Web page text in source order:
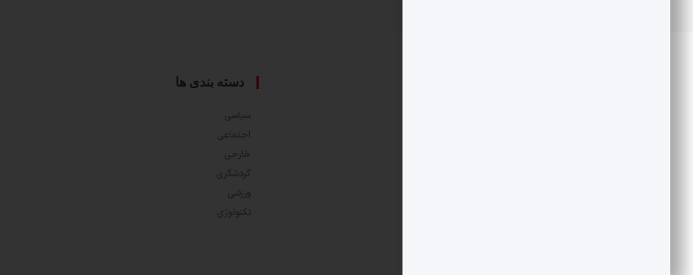
دسته بندی ها
سیاسی
اجتماعی
خارجی
گردشگری
ورزشی
تکنولوژی